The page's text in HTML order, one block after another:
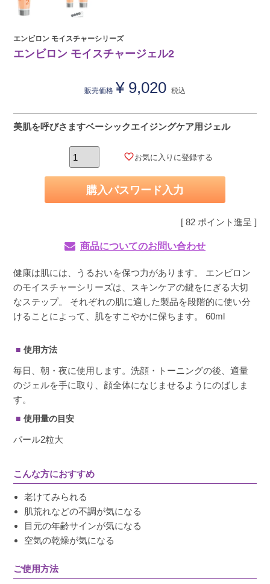
エンビロン モイスチャーシリーズ
エンビロン モイスチャージェル2
販売価格 ¥ 9,020 税込
美肌を呼びさますベーシックエイジングケア用ジェル
お気に入りに登録する
購入パスワード入力
[ 82 ポイント進呈 ]
商品についてのお問い合わせ
健康は肌には、うるおいを保つ力があります。 エンビロン
のモイスチャーシリーズは、スキンケアの鍵をにぎる大切
なステップ。 それぞれの肌に適した製品を段階的に使い分
けることによって、肌をすこやかに保ちます。 60ml
使用方法
毎日、朝・夜に使用します。洗顔・トーニングの後、適量
のジェルを手に取り、顔全体になじませるようにのばしま
す。
使用量の目安
パール2粒大
こんな方におすすめ
老けてみられる
肌荒れなどの不調が気になる
目元の年齢サインが気になる
空気の乾燥が気になる
ご使用方法